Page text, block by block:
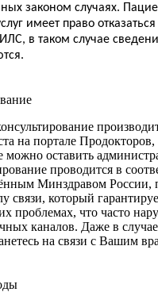
законом случаях.
имеет право отказаться
в таком случае
на портале Продокторов,
можно оставить
проводится в
Минздравом России,
связи, который
проблемах, что часто
каналов. Даже в
на связи с Вашим